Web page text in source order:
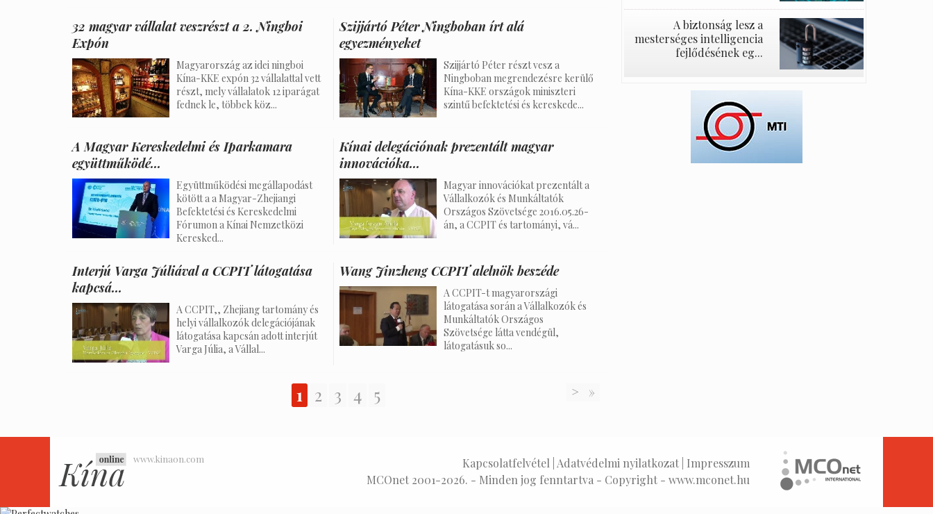
32 magyar vállalat veszrészt a 2. Ningboi
Expón
Magyarország az idei ningboi
Kína-KKE expón 32 vállalattal vett
részt, mely vállalatok 12 iparágat
fednek le, többek köz...
Szijjártó Péter Ningboban írt alá
egyezményeket
Szijjártó Péter részt vesz a
Ningboban megrendezésre kerülő
Kína-KKE országok miniszteri
szintű befektetési és kereskede...
A Magyar Kereskedelmi és Iparkamara
együttműködé...
Együttműködési megállapodást
kötött a a Magyar-Zhejiangi
Befektetési és Kereskedelmi
Fórumon a Kínai Nemzetközi
Keresked...
Kínai delegációnak prezentált magyar
innovációka...
Magyar innovációkat prezentált a
Vállalkozók és Munkáltatók
Országos Szövetsége 2016.05.26-
án, a CCPIT és tartományi, vá...
Interjú Varga Júliával a CCPIT látogatása
kapcsá...
A CCPIT,, Zhejiang tartomány és
helyi vállalkozók delegációjának
látogatása kapcsán adott interjút
Varga Júlia, a Vállal...
Wang Jinzheng CCPIT alelnök beszéde
A CCPIT-t magyarországi
látogatása során a Vállalkozók és
Munkáltatók Országos
Szövetsége látta vendégül,
látogatásuk so...
1 2 3 4 5 > »
A biztonság lesz a
mesterséges intelligencia
fejlődésének eg...
www.kinaon.com Kapcsolatfelvétel Adatvédelmi nyilatkozat Impresszum
MCOnet 2001-2026. - Minden jog fenntartva - Copyright - www.mconet.hu